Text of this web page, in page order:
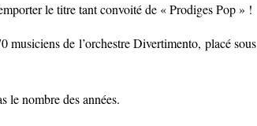
le titre tant convoité de « Prodiges Pop » !
musiciens de l’orchestre Divertimento, placé sous
le nombre des années.